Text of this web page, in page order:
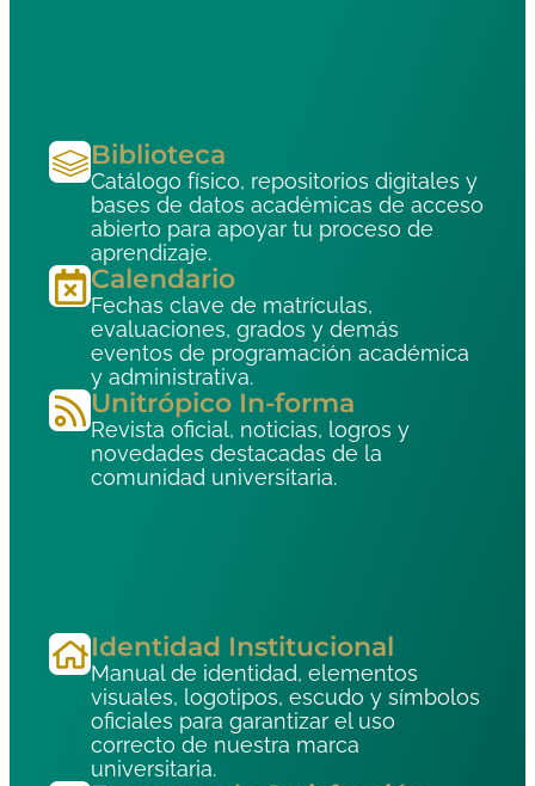
Biblioteca
Catálogo físico, repositorios digitales y
bases de datos académicas de acceso
abierto para apoyar tu proceso de
aprendizaje.
Calendario
Fechas clave de matrículas,
evaluaciones, grados y demás
eventos de programación académica
y administrativa.
Unitrópico In-forma
Revista oficial, noticias, logros y
novedades destacadas de la
comunidad universitaria.
Identidad Institucional
Manual de identidad, elementos
visuales, logotipos, escudo y símbolos
oficiales para garantizar el uso
correcto de nuestra marca
universitaria.